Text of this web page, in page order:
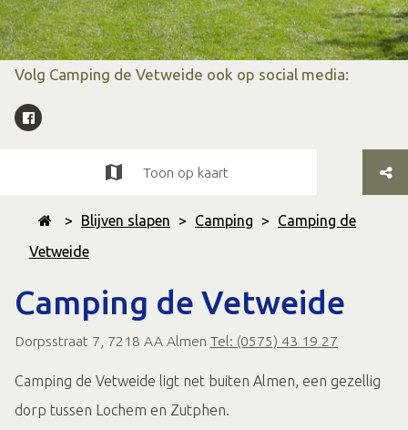
Volg Camping de Vetweide ook op social media:
> Blijven slapen > Camping >
Camping de
Vetweide
Camping de Vetweide
Dorpsstraat 7, 7218 AA Almen Tel: (0575) 43 19 27
Toon op kaart
Camping de Vetweide ligt net buiten Almen, een gezellig
dorp tussen Lochem en Zutphen.